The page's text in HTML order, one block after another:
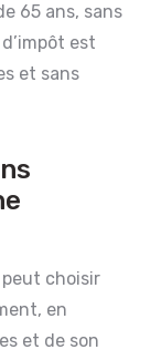
65 ans, sans
est
et sans
peut choisir
en
et de son